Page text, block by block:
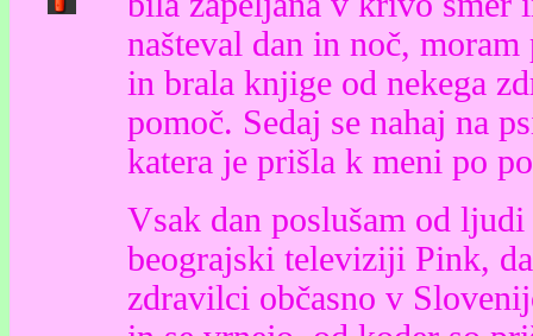
našteval dan in noč,
in brala knjige od nekega
pomoč. Sedaj se nahaj na
katera je prišla k meni po
Vsak dan poslušam od
beograjski televiziji Pink,
zdravilci občasno v